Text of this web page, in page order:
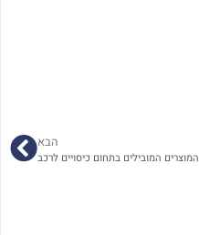
הבא
המוצרים המובילים בתחום כיסויים לרכב